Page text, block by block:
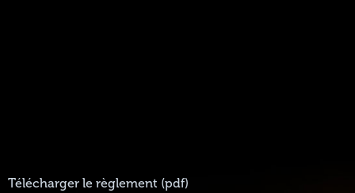
Télécharger le règlement (pdf)